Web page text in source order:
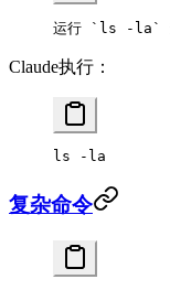
运行 `ls -la` 查
Claude执行：
ls -la
复杂命令